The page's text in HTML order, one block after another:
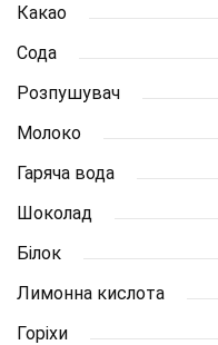
Какао
Сода
Розпушувач
Молоко
Гаряча вода
Шоколад
Білок
Лимонна кислота
Горіхи